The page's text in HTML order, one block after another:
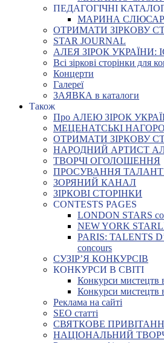
ПЕДАГОГІЧНІ
МАРИНА
ОТРИМАТИ ЗІРКОВУ
STAR JOURNAL
АЛЕЯ ЗІРОК УКРАЇНИ:
Всі зіркові сторінки для
Концерти
Галереї
ЗАЯВКА в каталоги
Також
Про АЛЕЮ ЗІРОК
МЕЦЕНАТСЬКІ
ОТРИМАТИ ЗІРКОВУ
НАРОДНИЙ АРТИСТ
ТВОРЧІ ОГОЛОШЕННЯ
ПРОСУВАННЯ ТАЛАНТІВ:
ЗОРЯНИЙ КАНАЛ
ЗІРКОВІ СТОРІНКИ
CONTESTS PAGES
LONDON STARS
NEW YORK
PARIS: TALENTS
concours
СУЗІР’Я КОНКУРСІВ
КОНКУРСИ В СВІТІ
Конкурси мистецтв
Конкурси мистецтв
Реклама на сайті
SEO статті
СВЯТКОВЕ
НАЦІОНАЛЬНИЙ